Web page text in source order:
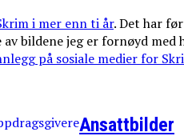
i mer enn ti år. Det har
bildene jeg er fornøyd
på sosiale medier for
Ansattbilder